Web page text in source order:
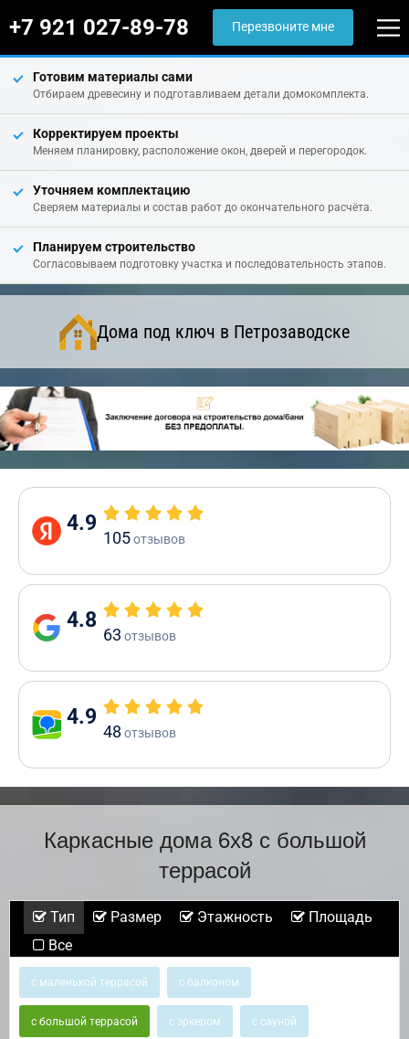
+7 921 027-89-78 Перезвоните мне
Готовим материалы сами
Отбираем древесину и подготавливаем детали домокомплекта.
Корректируем проекты
Меняем планировку, расположение окон, дверей и перегородок.
Уточняем комплектацию
Сверяем материалы и состав работ до окончательного расчёта.
Планируем строительство
Согласовываем подготовку участка и последовательность этапов.
Дома под ключ в Петрозаводске
4.9
105отзывов
4.8
63 отзывов
4.9
48 отзывов
Каркасные дома 6х8 с большой
террасой
Тип Размер Этажность
Площадь
Все
с маленькой террасой с балконом
с большой террасой с эркером с сауной